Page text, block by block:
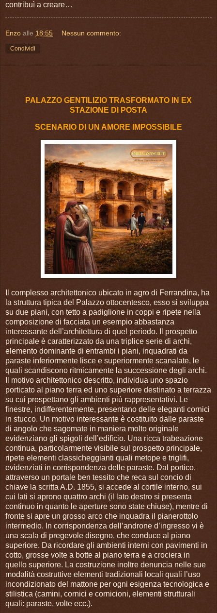
contribuì a creare…
Enzo alle 18:55 Nessun commento:
Condividi
PALAZZO GENTILIZIO TRASFORMATO IN EX
STAZIONE DI POSTA
SCENARIO DI UN AMORE IMPOSSIBILE
Il complesso architettonico ubicato in agro di Ferrandina, ha
la struttura tipica del Palazzo ottocentesco, esso si sviluppa
su due piani, con tetto a padiglione in coppi e ripete nella
composizione di facciata un esempio abbastanza
interessante dell’architettura di quel periodo. Il prospetto
principale è caratterizzato da una triplice serie di archi,
elemento dominante di entrambi i piani, inquadrati da
paraste inferiormente lisce e superiormente scanalate, le
quali scandiscono ritmicamente la successione degli archi.
Il motivo architettonico descritto, individua uno spazio
porticato al piano terra ed uno superiore destinato a terrazza
su cui prospettano gli ambienti più rappresentativi. Le
finestre, indifferentemente, presentano delle eleganti cornici
in stucco. Un motivo interessante è costituito dalle paraste
di angolo che sagomate in maniera molto originale
evidenziano gli spigoli dell’edificio. Una ricca trabeazione
continua, particolarmente visibile sul prospetto principale,
ripete elementi classicheggianti quali metope e triglifi,
evidenziati in corrispondenza delle paraste. Dal portico,
attraverso un portale ben tessito che reca sul concio di
chiave la scritta A.D. 1855, si accede al cortile interno, sui
cui lati si aprono quattro archi (il lato destro si presenta
continuo in quanto le aperture sono state chiuse), mentre di
fronte si apre un grosso arco che inquadra il pianerottolo
intermedio. In corrispondenza dell’androne d’ingresso vi è
una scala di pregevole disegno, che conduce al piano
superiore. Da ricordare gli ambienti interni con pavimenti in
cotto, grosse volte a botte al piano terra e a crociera in
quello superiore. La costruzione inoltre denuncia nelle sue
modalità costruttive elementi tradizionali locali quali l’uso
incondizionato del mattone per ogni esigenza tecnologica e
stilistica (camini, cornici e cornicioni, elementi strutturali
quali: paraste, volte ecc.).